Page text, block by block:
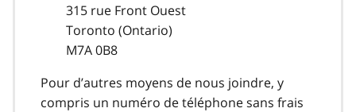
315 rue Front Ouest
Toronto (Ontario)
M7A 0B8
Pour d’autres moyens de nous joindre, y
compris un numéro de téléphone sans frais